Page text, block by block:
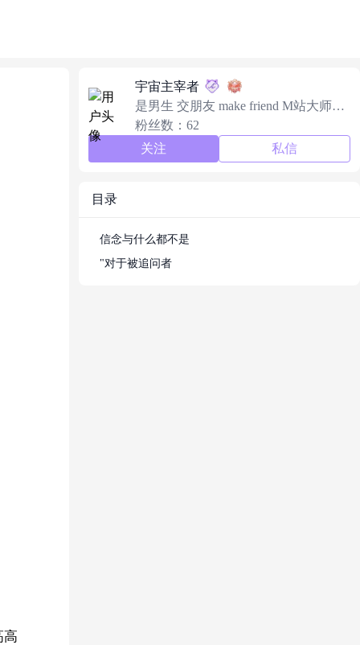
高
宇宙主宰者
是男生 交朋友 make friend M站大师X
M站神人(这是别人起的 这是用户名
粉丝数：62
关注
私信
目录
信念与什么都不是
"对于被追问者